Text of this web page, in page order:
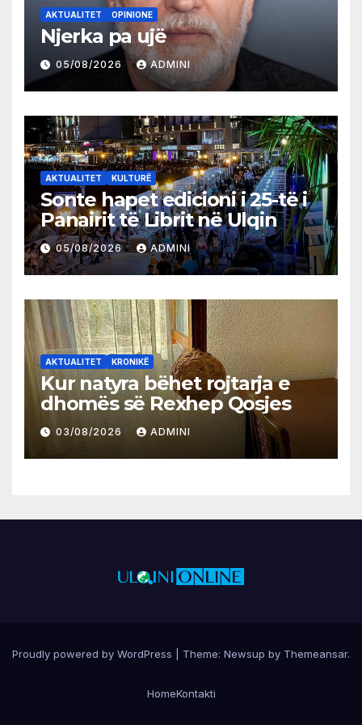
AKTUALITET OPINIONE
Njerka pa ujë
05/08/2026 ADMINI
AKTUALITET KULTURË
Sonte hapet edicioni i 25-të i
Panairit të Librit në Ulqin
05/08/2026 ADMINI
AKTUALITET KRONIKË
Kur natyra bëhet rojtarja e
dhomës së Rexhep Qosjes
03/08/2026 ADMINI
Proudly powered by WordPress Theme: Newsup by Themeansar.
HomeKontakti